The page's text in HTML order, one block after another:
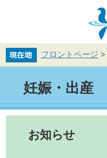
先
で
を
ば
文
フロントページ >
妊娠・出産
お知らせ